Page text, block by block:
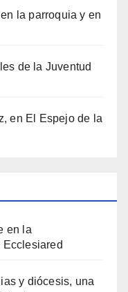
la parroquia y en
de la Juventud
en El Espejo de la
en la
y diócesis, una